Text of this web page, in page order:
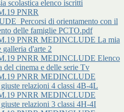
scolastica elenco iscritti
PNRR
di orientamento con il
delle famiglie PCTO.pdf
PNRR MEDINCLUDE La mia
galleria d'arte 2
PNRR MEDINCLUDE Elenco
del cinema e delle serie Tv
PNRR MEDINCLUDE
relazioni 4 classi 4B-4L
PNRR MEDINCLUDE
relazioni 3 classi 4H-4I